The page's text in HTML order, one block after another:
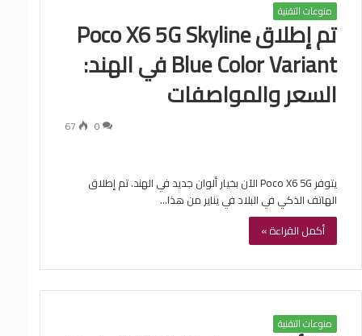
منوعات التقنية
تم إطلاق Poco X6 5G Skyline
Blue Color Variant في الهند:
السعر والمواصفات
0
67
يتوفر Poco X6 5G الآن بخيار ألوان جديد في الهند. تم إطلاق
الهاتف الذكي في البلاد في يناير من هذا…
أكمل القراءة »
منوعات التقنية